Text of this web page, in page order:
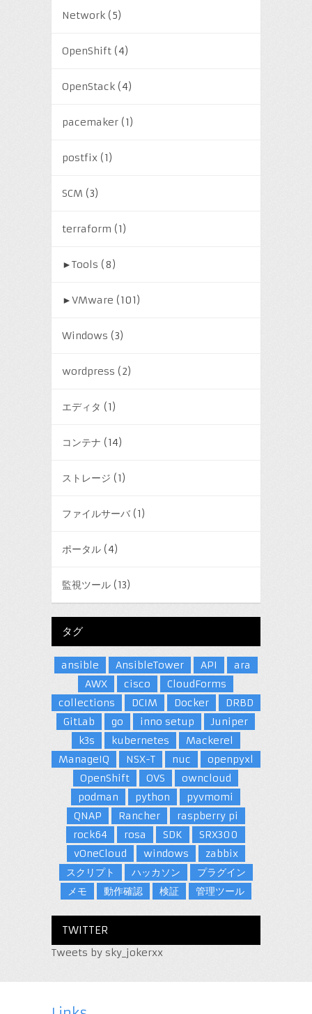
Network(5)
OpenShift(4)
OpenStack(4)
pacemaker(1)
postfix(1)
SCM (3)
terraform (1)
►Tools (8)
►VMware (101)
Windows (3)
wordpress (2)
エディタ (1)
コンテナ (14)
ストレージ (1)
ファイルサーバ(1)
ポータル(4)
監視ツール(13)
タグ
ansible AnsibleTower API
ara
AWX
cisco
CloudForms
collections
DCIM Docker
DRBD
GitLab
go inno setup
Juniper
k3s
kubernetes
Mackerel
ManageIQ
NSX-T nuc
openpyxl
OpenShift
OVS
owncloud
podman
python
pyvmomi
QNAP
Rancher
raspberry pi
rock64
rosa SDK
SRX300
vOneCloud
windows
zabbix
スクリプト
ハッカソン
プラグイン
メモ
動作確認 検証 管理ツール
TWITTER
Tweets by sky_jokerxx